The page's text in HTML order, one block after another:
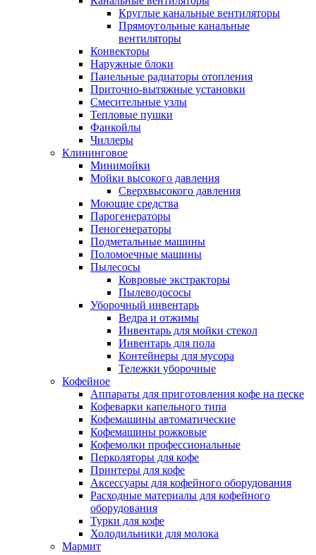
Круглые канальные вентиляторы
Прямоугольные канальные
вентиляторы
Конвекторы
Наружные блоки
Панельные радиаторы отопления
Приточно-вытяжные установки
Смесительные узлы
Тепловые пушки
Фанкойлы
Чиллеры
Клининговое
Минимойки
Мойки высокого давления
Сверхвысокого давления
Моющие средства
Парогенераторы
Пеногенераторы
Подметальные машины
Поломоечные машины
Пылесосы
Ковровые экстракторы
Пылеводососы
Уборочный инвентарь
Ведра и отжимы
Инвентарь для мойки стекол
Инвентарь для пола
Контейнеры для мусора
Тележки уборочные
Кофейное
Аппараты для приготовления кофе на песке
Кофеварки капельного типа
Кофемашины автоматические
Кофемашины рожковые
Кофемолки профессиональные
Перколяторы для кофе
Принтеры для кофе
Аксессуары для кофейного оборудования
Расходные материалы для кофейного
оборудования
Турки для кофе
Холодильники для молока
Мармит